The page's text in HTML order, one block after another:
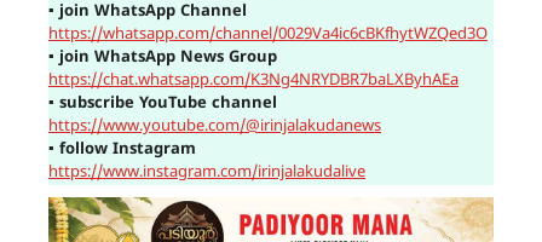
▪ join WhatsApp Channel
https://whatsapp.com/channel/0029Va4ic6cBKfhytWZQed3O
▪ join WhatsApp News Group
https://chat.whatsapp.com/K3Ng4NRYDBR7baLXByhAEa
▪ subscribe YouTube channel
https://www.youtube.com/@irinjalakudanews
▪ follow Instagram
https://www.instagram.com/irinjalakudalive